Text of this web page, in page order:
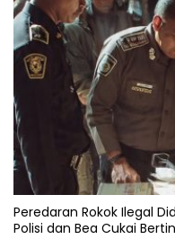
Peredaran Rokok Ilegal
Polisi dan Bea Cukai